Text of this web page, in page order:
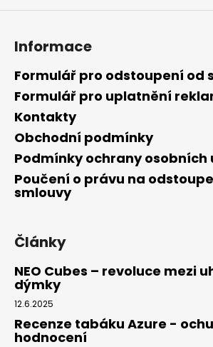
Informace
Formulář pro odstoupení od
Formulář pro uplatnění
Kontakty
Obchodní podmínky
Podmínky ochrany osobních
Poučení o právu na
smlouvy
Články
NEO Cubes – revoluce mezi
dýmky
12.6.2025
Recenze tabáku Azure -
hodnocení